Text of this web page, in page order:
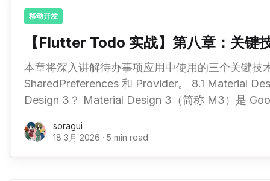
移动开发
【Flutter Todo 实战】第八章：关键
本章将深入讲解待办事项应用中使用的三个关键
SharedPreferences 和 Provider。 8.1 Material Design 3 什么是 Material
Design 3？ Material Design 3（简称 M3）是 Google 最新的设计语言，相
soragui
18 3月 2026 · 5 min read